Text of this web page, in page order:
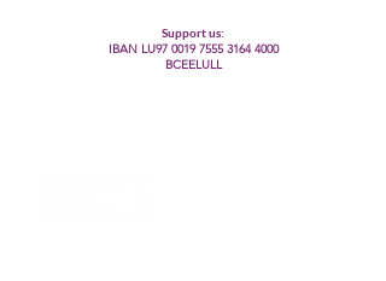
Support us:
IBAN LU97 0019 7555 3164 4000
BCEELULL